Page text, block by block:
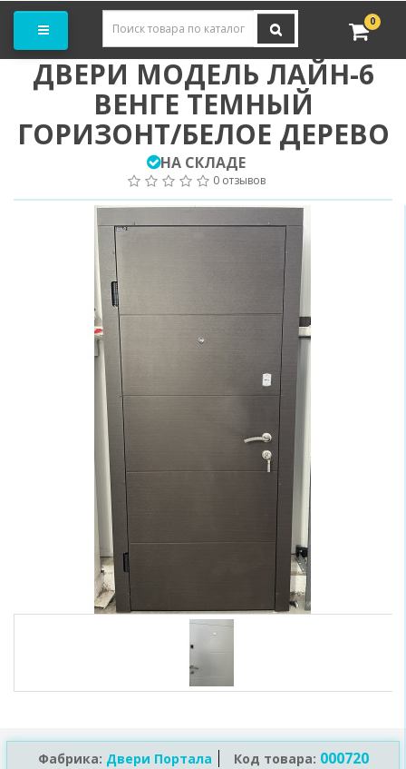
0
ДВЕРИ МОДЕЛЬ ЛАЙН-6
ВЕНГЕ ТЕМНЫЙ
ГОРИЗОНТ/БЕЛОЕ ДЕРЕВО
НА СКЛАДЕ
0 отзывов
Фабрика: Двери Порталa Код товара: 000720